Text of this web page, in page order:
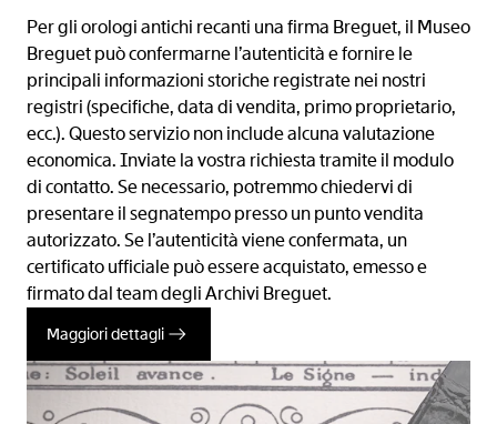
Per gli orologi antichi recanti una firma Breguet, il Museo
Breguet può confermarne l’autenticità e fornire le
principali informazioni storiche registrate nei nostri
registri (specifiche, data di vendita, primo proprietario,
ecc.). Questo servizio non include alcuna valutazione
economica. Inviate la vostra richiesta tramite il modulo
di contatto. Se necessario, potremmo chiedervi di
presentare il segnatempo presso un punto vendita
autorizzato. Se l’autenticità viene confermata, un
certificato ufficiale può essere acquistato, emesso e
firmato dal team degli Archivi Breguet.
Maggiori dettagli